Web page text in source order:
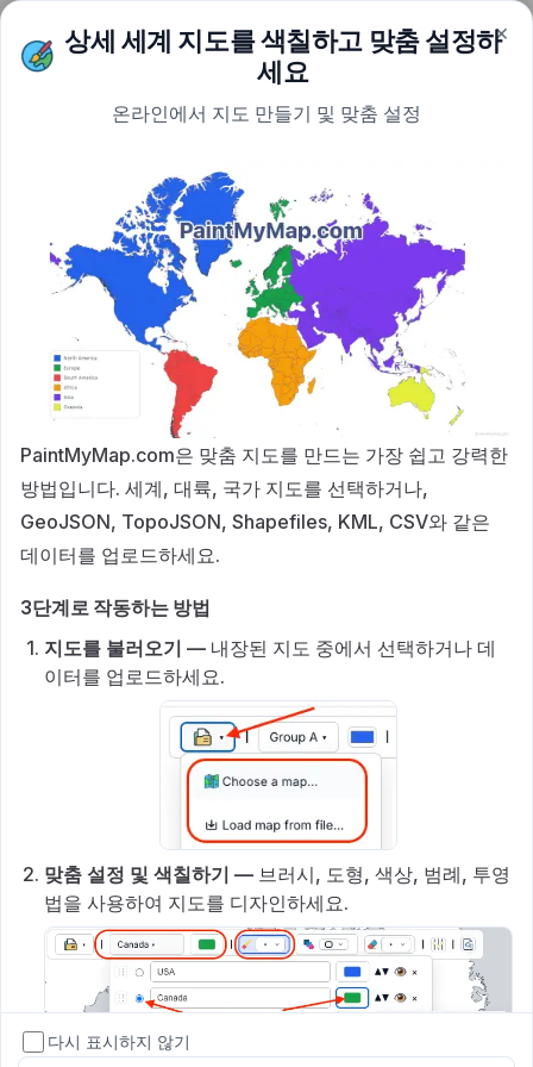
Skip to content
PaintMyMap ×
상세 세계 지도를 색칠하고 맞춤 설정하
세요
온라인에서 지도 만들기 및 맞춤 설정
PaintMyMap.com은 맞춤 지도를 만드는 가장 쉽고 강력한
방법입니다. 세계, 대륙, 국가 지도를 선택하거나,
GeoJSON, TopoJSON, Shapefiles, KML, CSV와 같은
데이터를 업로드하세요.
3단계로 작동하는 방법
지도를 불러오기 — 내장된 지도 중에서 선택하거나 데
이터를 업로드하세요.
맞춤 설정 및 색칠하기 — 브러시, 도형, 색상, 범례, 투영
법을 사용하여 지도를 디자인하세요.
다시 표시하지 않기